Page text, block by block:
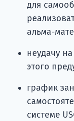
для
альма-
неудачу
этого
график
системе